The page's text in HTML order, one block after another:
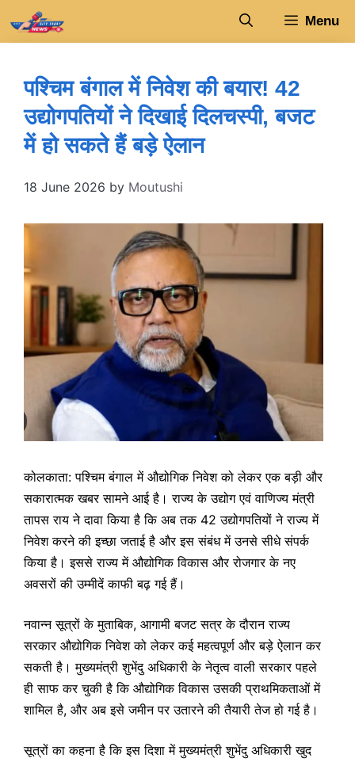
Menu
पश्चिम बंगाल में निवेश की बयार! 42
उद्योगपतियों ने दिखाई दिलचस्पी, बजट
में हो सकते हैं बड़े ऐलान
18 June 2026 by Moutushi
कोलकाता: पश्चिम बंगाल में औद्योगिक निवेश को लेकर एक बड़ी और
सकारात्मक खबर सामने आई है। राज्य के उद्योग एवं वाणिज्य मंत्री
तापस राय ने दावा किया है कि अब तक 42 उद्योगपतियों ने राज्य में
निवेश करने की इच्छा जताई है और इस संबंध में उनसे सीधे संपर्क
किया है। इससे राज्य में औद्योगिक विकास और रोजगार के नए
अवसरों की उम्मीदें काफी बढ़ गई हैं।
नवान्न सूत्रों के मुताबिक, आगामी बजट सत्र के दौरान राज्य
सरकार औद्योगिक निवेश को लेकर कई महत्वपूर्ण और बड़े ऐलान कर
सकती है। मुख्यमंत्री शुभेंदु अधिकारी के नेतृत्व वाली सरकार पहले
ही साफ कर चुकी है कि औद्योगिक विकास उसकी प्राथमिकताओं में
शामिल है, और अब इसे जमीन पर उतारने की तैयारी तेज हो गई है।
सूत्रों का कहना है कि इस दिशा में मुख्यमंत्री शुभेंदु अधिकारी खुद